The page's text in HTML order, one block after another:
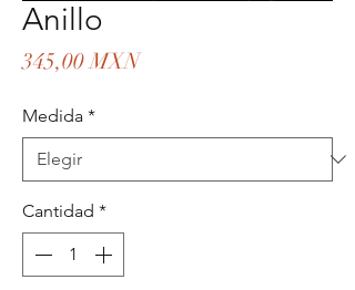
Anillo
345,00 MXNPrecio
Medida *
Cantidad *